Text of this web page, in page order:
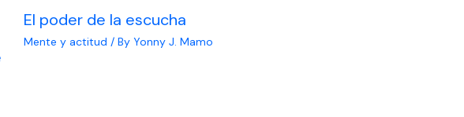
El poder de la escucha
Mente y actitud / By Yonny J. Mamo